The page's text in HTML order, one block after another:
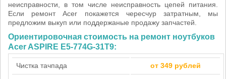
неисправности, в том числе неисправность цепей питания.
Если ремонт Acer покажется чересчур затратным, мы
предложим выкуп или поддержаные продажу запчастей.
Ориентировочная стоимость на ремонт ноутбуков
Acer ASPIRE E5-774G-31T9:
Чистка тачпада от 349 рублей